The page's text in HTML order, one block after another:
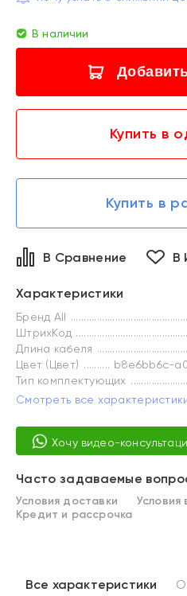
В наличии
Купить в
Купить в
В Сравнение В
Характеристики
Бренд All
ШтрихКод
Длина кабеля
Цвет (Цвет)
b8e6bb6c-
Тип комплектующих
Смотреть все
Хочу видео-
Часто задаваемые
Условия доставки
Условия
Кредит и рассрочка
Все характеристики